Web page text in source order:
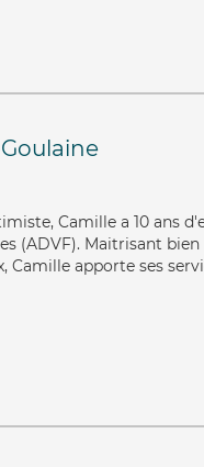
Camille a 10 ans
(ADVF). Maitrisant
apporte ses